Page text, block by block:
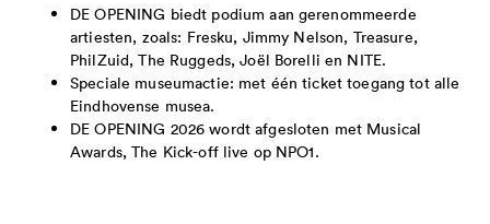
DE OPENING biedt podium aan gerenommeerde
artiesten, zoals: Fresku, Jimmy Nelson, Treasure,
PhilZuid, The Ruggeds, Joël Borelli en NITE.
Speciale museumactie: met één ticket toegang tot alle
Eindhovense musea.
DE OPENING 2026 wordt afgesloten met Musical
Awards, The Kick-off live op NPO1.